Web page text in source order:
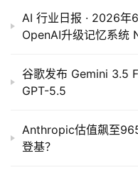
AI 行业日报 · 2026
OpenAI升级记忆系统
谷歌发布 Gemini 3.5
GPT-5.5
Anthropic估值飙至
登基？